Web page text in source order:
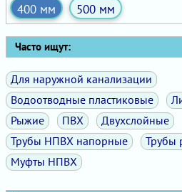
400 мм
500 мм
Часто ищут:
Для наружной канализации
Водоотводные пластиковые
Рыжие
ПВХ
Двухслойные
Трубы НПВХ напорные
Трубы
Муфты НПВХ